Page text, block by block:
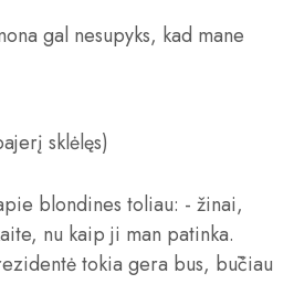
gal nesupyks, kad mane
sklėlęs)
blondines toliau: - žinai,
nu kaip ji man patinka.
tokia gera bus, būčiau